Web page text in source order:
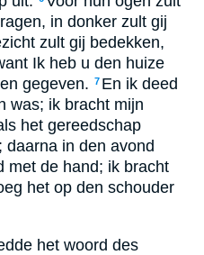
in donker zult gij
zult gij bedekken,
Ik heb u den huize
gegeven. 7 En ik deed
was; ik bracht mijn
het gereedschap
in den avond
met de hand; ik bracht
het op den schouder
het woord des